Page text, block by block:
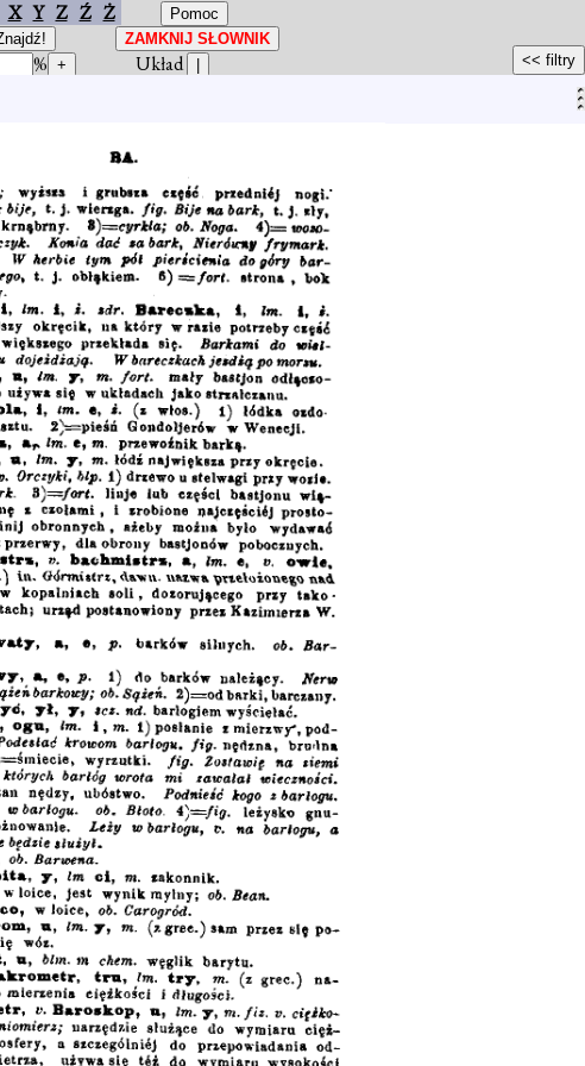
X Y Z Ź Ż
%
Układ